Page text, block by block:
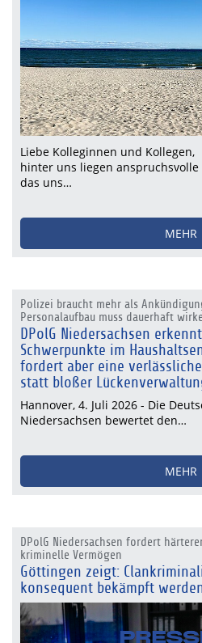
Liebe Kolleginnen und Kollegen,
hinter uns liegen anspruchsvolle
das uns…
MEHR
Polizei braucht mehr als
Personalaufbau muss dauerhaft
DPolG Niedersachsen
Schwerpunkte im
fordert aber eine
statt bloßer
Hannover, 4. Juli 2026 - Die
Niedersachsen bewertet den…
MEHR
DPolG Niedersachsen fordert
kriminelle Vermögen
Göttingen zeigt:
konsequent bekämpft